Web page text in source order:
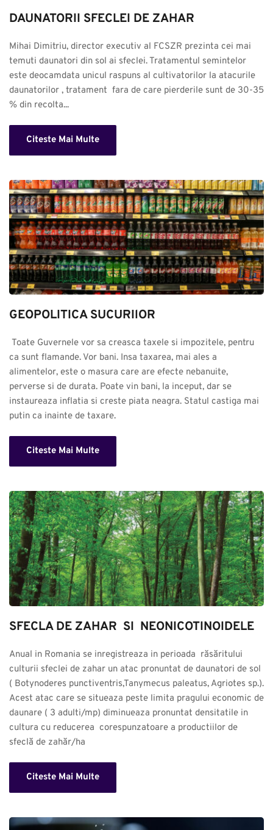
DAUNATORII SFECLEI DE ZAHAR
Mihai Dimitriu, director executiv al FCSZR prezinta cei mai
temuti daunatori din sol ai sfeclei. Tratamentul semintelor
este deocamdata unicul raspuns al cultivatorilor la atacurile
daunatorilor , tratament  fara de care pierderile sunt de 30-35
% din recolta...
Citeste Mai Multe
GEOPOLITICA SUCURIlOR
ca sunt flamande. Vor bani. Insa taxarea, mai ales a
alimentelor, este o masura care are efecte nebanuite,
perverse si de durata. Poate vin bani, la inceput, dar se
instaureaza inflatia si creste piata neagra. Statul castiga mai
putin ca inainte de taxare.
Citeste Mai Multe
SFECLA DE ZAHAR  SI  NEONICOTINOIDELE
Anual in Romania se inregistreaza in perioada  răsăritului
culturii sfeclei de zahar un atac pronuntat de daunatori de sol
( Botynoderes punctiventris,Tanymecus paleatus, Agriotes sp.).
Acest atac care se situeaza peste limita pragului economic de
daunare ( 3 adulti/mp) diminueaza pronuntat densitatile in
cultura cu reducerea  corespunzatoare a productiilor de
sfeclă de zahăr/ha
Citeste Mai Multe